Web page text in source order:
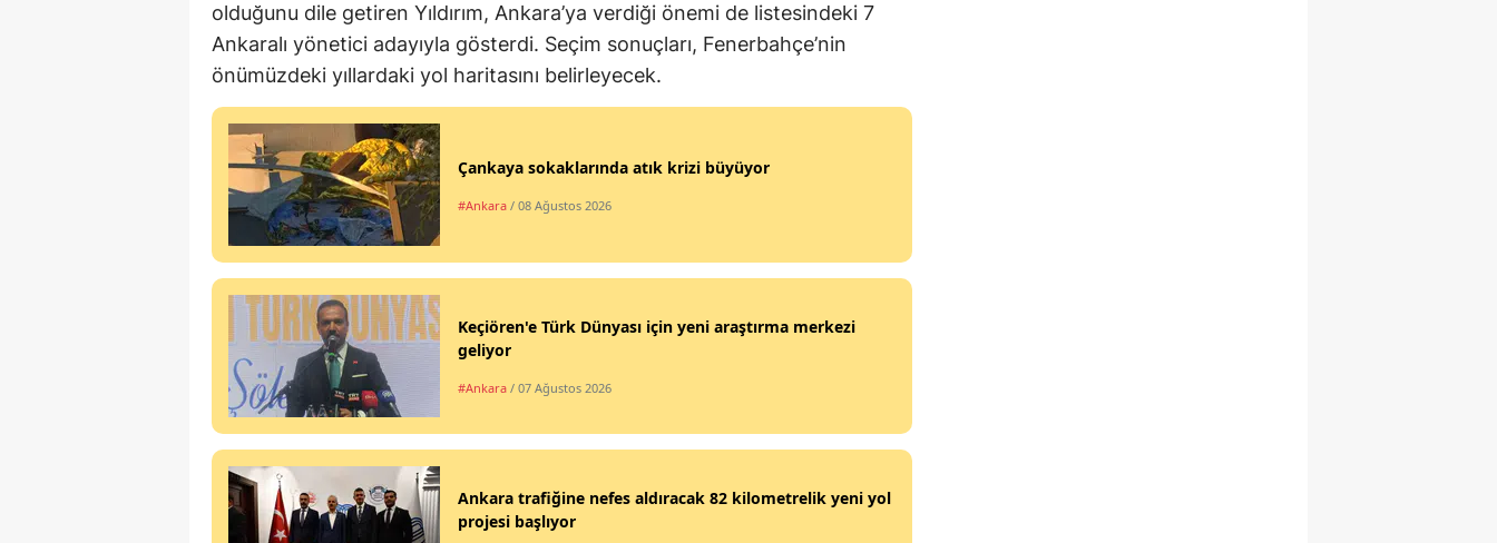
olduğunu dile getiren Yıldırım, Ankara’ya verdiği önemi de listesindeki 7
Ankaralı yönetici adayıyla gösterdi. Seçim sonuçları, Fenerbahçe’nin
önümüzdeki yıllardaki yol haritasını belirleyecek.
Çankaya sokaklarında atık krizi büyüyor
#Ankara / 08 Ağustos 2026
Keçiören'e Türk Dünyası için yeni araştırma merkezi
geliyor
#Ankara / 07 Ağustos 2026
Ankara trafiğine nefes aldıracak 82 kilometrelik yeni yol
projesi başlıyor